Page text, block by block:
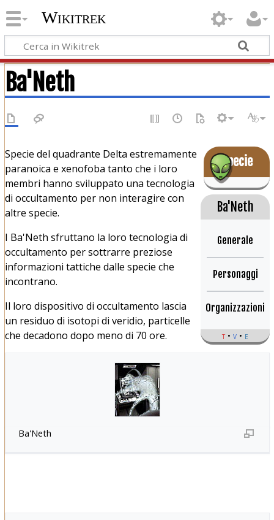
Wikitrek
Ba'Neth
Specie
Ba'Neth
Generale
Personaggi
Organizzazioni
t v e
Specie del quadrante Delta estremamente
paranoica e xenofoba tanto che i loro
membri hanno sviluppato una tecnologia
di occultamento per non interagire con
altre specie.
I Ba'Neth sfruttano la loro tecnologia di
occultamento per sottrarre preziose
informazioni tattiche dalle specie che
incontrano.
Il loro dispositivo di occultamento lascia
un residuo di isotopi di veridio, particelle
che decadono dopo meno di 70 ore.
Ba'Neth